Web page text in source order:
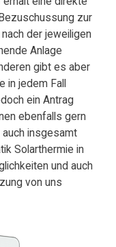
zur
der jeweiligen
Anlage
gibt es aber
jedem Fall
ein Antrag
ebenfalls gern
auch insgesamt
Solarthermie in
und auch
von uns